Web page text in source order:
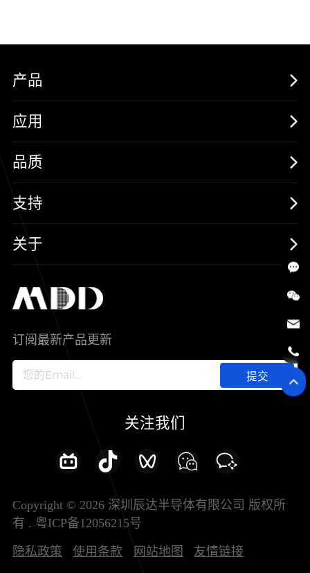
产品
MOSFETs
保护器件
三极管
SiC
IC
应用
消费电子
汽车电子
新能源
智能家居
新兴行业
品质
可靠性实验室
质量与环境
其他信息(PCN)
支持
样品与支持
关于
加入我们
订阅最新产品更新
提交
关注我们
Copyright © 2026 深圳辰达半导体有限公司 版权所
有 . 粤ICP备12056215号
隐私政策 使用条款 网站地图 友情链接